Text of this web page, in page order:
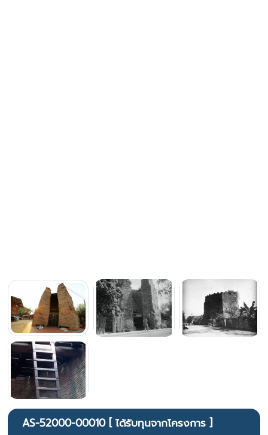
AS-52000-00010 [ ได้รับทุนจากโครงการ ]